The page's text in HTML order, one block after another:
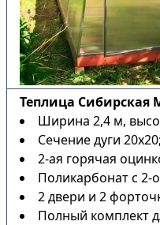
Теплица Сибирская
Ширина 2,4 м,
Сечение дуги 20х20;
2-ая горячая
Поликарбонат с
2 двери и 2
Полный комплект